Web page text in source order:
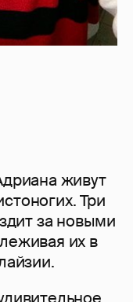
живут
Три
за новыми
их в